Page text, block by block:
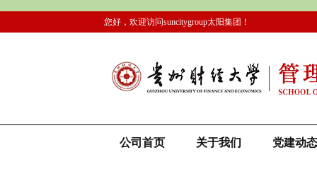
您好，欢迎访问suncitygroup太阳集团！
公司首页 关于我们 党建动态